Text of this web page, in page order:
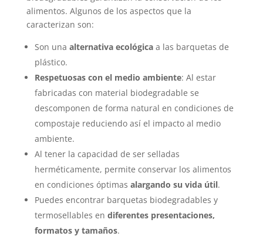
alimentos. Algunos de los aspectos que la
caracterizan son:
Son una alternativa ecológicaa las barquetas de
plástico.
Respetuosas con el medio ambiente: Al estar
fabricadas con material biodegradable se
descomponen de forma natural en condiciones de
compostaje reduciendo así el impacto al medio
ambiente.
Al tener la capacidad de ser selladas
herméticamente, permite conservar los alimentos
en condiciones óptimas alargando su vida útil.
Puedes encontrar barquetas biodegradables y
termosellables en diferentes presentaciones,
formatos y tamaños.